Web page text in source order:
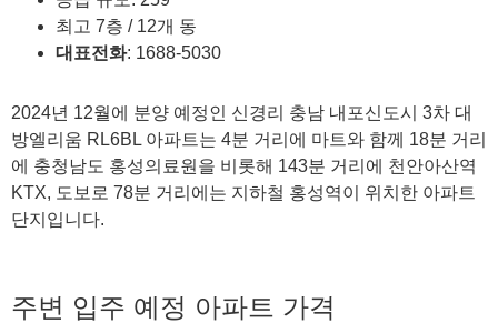
최고 7층 / 12개 동
대표전화: 1688-5030
2024년 12월에 분양 예정인 신경리 충남 내포신도시 3차 대
방엘리움 RL6BL 아파트는 4분 거리에 마트와 함께 18분 거리
에 충청남도 홍성의료원을 비롯해 143분 거리에 천안아산역
KTX, 도보로 78분 거리에는 지하철 홍성역이 위치한 아파트
단지입니다.
주변 입주 예정 아파트 가격